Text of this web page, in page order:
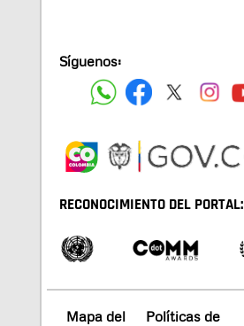
Síguenos:
RECONOCIMIENTO DEL PORTAL:
Mapa del
Políticas de